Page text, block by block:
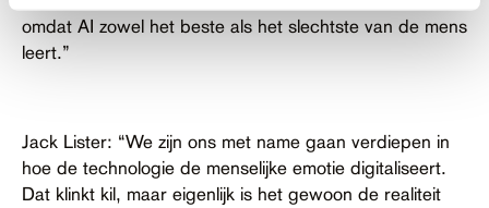
omdat AI zowel het beste als het slechtste van de mens
leert.”
Jack Lister: “We zijn ons met name gaan verdiepen in
hoe de technologie de menselijke emotie digitaliseert.
Dat klinkt kil, maar eigenlijk is het gewoon de realiteit